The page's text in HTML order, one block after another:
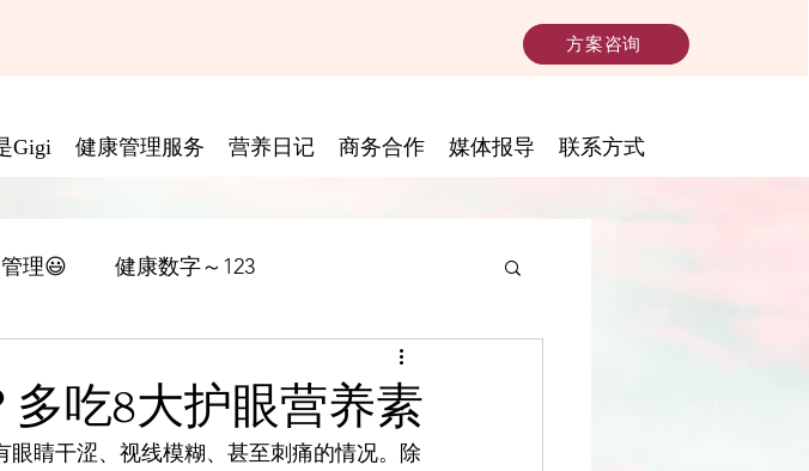
方案咨询
Gigi 健康管理服务 营养日记 商务合作 媒体报导 联系方式
理😃 健康数字～123
吃8大护眼营养素
睛干涩、视线模糊、甚至刺痛的情况。除